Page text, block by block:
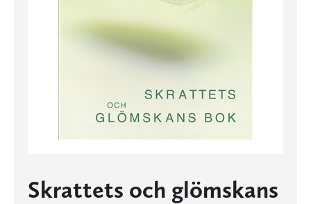
Skrattets och glömskans